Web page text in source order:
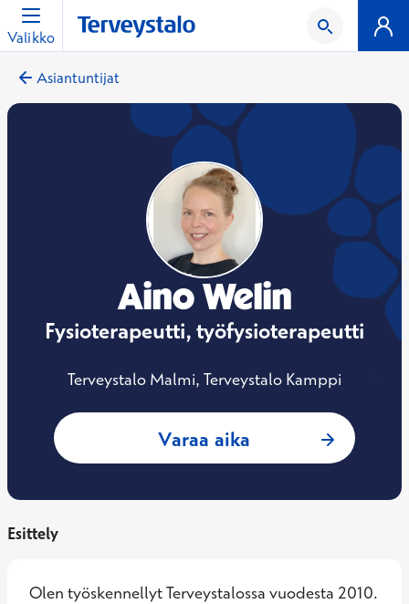
Valikko
Asiantuntijat
Aino Welin
Fysioterapeutti, työfysioterapeutti
Terveystalo Malmi, Terveystalo Kamppi
Varaa aika : Aino Welin,
Esittely
Olen työskennellyt Terveystalossa vuodesta 2010.